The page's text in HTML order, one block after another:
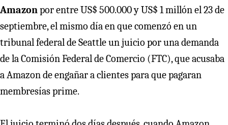
Amazon por entre US$ 500.000 y US$ 1 millón el 23 de
septiembre, el mismo día en que comenzó en un
tribunal federal de Seattle un juicio por una demanda
de la Comisión Federal de Comercio (FTC), que acusaba
a Amazon de engañar a clientes para que pagaran
membresías prime.